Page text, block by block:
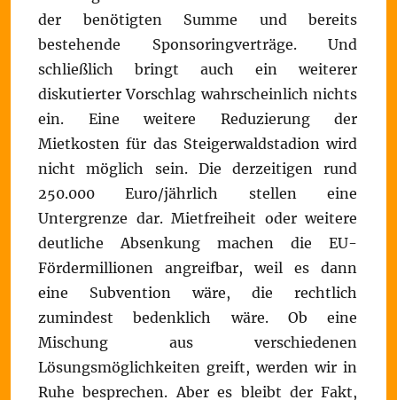
der benötigten Summe und bereits
bestehende Sponsoringverträge. Und
schließlich bringt auch ein weiterer
diskutierter Vorschlag wahrscheinlich nichts
ein. Eine weitere Reduzierung der
Mietkosten für das Steigerwaldstadion wird
nicht möglich sein. Die derzeitigen rund
250.000 Euro/jährlich stellen eine
Untergrenze dar. Mietfreiheit oder weitere
deutliche Absenkung machen die EU-
Fördermillionen angreifbar, weil es dann
eine Subvention wäre, die rechtlich
zumindest bedenklich wäre. Ob eine
Mischung aus verschiedenen
Lösungsmöglichkeiten greift, werden wir in
Ruhe besprechen. Aber es bleibt der Fakt,